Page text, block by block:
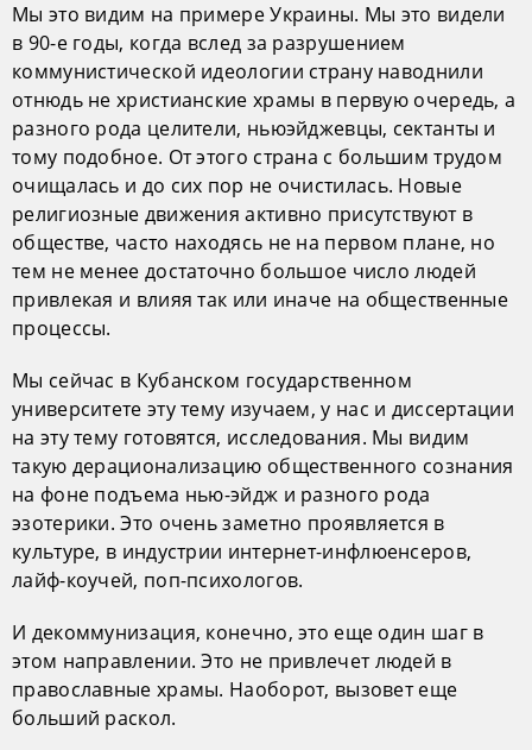
Мы это видим на примере Украины. Мы это видели
в 90-е годы, когда вслед за разрушением
коммунистической идеологии страну наводнили
отнюдь не христианские храмы в первую очередь, а
разного рода целители, ньюэйджевцы, сектанты и
тому подобное. От этого страна с большим трудом
очищалась и до сих пор не очистилась. Новые
религиозные движения активно присутствуют в
обществе, часто находясь не на первом плане, но
тем не менее достаточно большое число людей
привлекая и влияя так или иначе на общественные
процессы.
Мы сейчас в Кубанском государственном
университете эту тему изучаем, у нас и диссертации
на эту тему готовятся, исследования. Мы видим
такую дерационализацию общественного сознания
на фоне подъема нью-эйдж и разного рода
эзотерики. Это очень заметно проявляется в
культуре, в индустрии интернет-инфлюенсеров,
лайф-коучей, поп-психологов.
И декоммунизация, конечно, это еще один шаг в
этом направлении. Это не привлечет людей в
православные храмы. Наоборот, вызовет еще
больший раскол.